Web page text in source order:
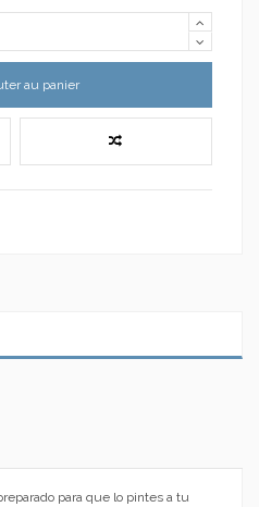
au panier
para que lo pintes a tu